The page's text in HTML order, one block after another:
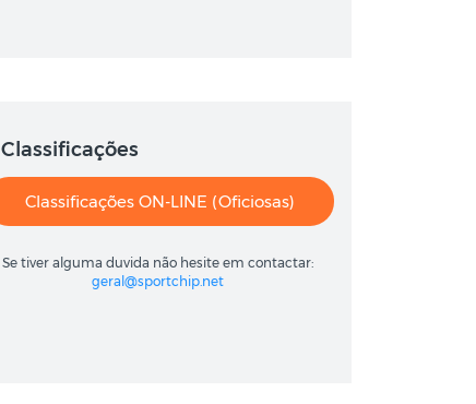
Classificações
Classificações ON-LINE (oficiosas)
Se tiver alguma duvida não hesite em contactar:
geral@sportchip.net